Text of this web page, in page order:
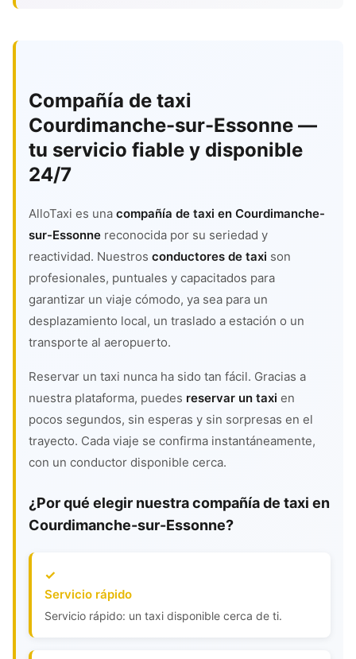
Compañía de taxi
Courdimanche-sur-Essonne —
tu servicio fiable y disponible
24/7
AlloTaxi es una compañía de taxi en Courdimanche-
sur-Essonne reconocida por su seriedad y
reactividad. Nuestros conductores de taxi son
profesionales, puntuales y capacitados para
garantizar un viaje cómodo, ya sea para un
desplazamiento local, un traslado a estación o un
transporte al aeropuerto.
Reservar un taxi nunca ha sido tan fácil. Gracias a
nuestra plataforma, puedes reservar un taxi en
pocos segundos, sin esperas y sin sorpresas en el
trayecto. Cada viaje se confirma instantáneamente,
con un conductor disponible cerca.
¿Por qué elegir nuestra compañía de taxi en
Courdimanche-sur-Essonne?
Servicio rápido
Servicio rápido: un taxi disponible cerca de ti.